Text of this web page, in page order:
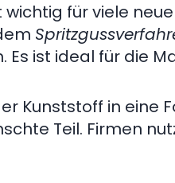
wichtig für viele
ist ideal für die
Kunststoff in eine
Teil. Firmen